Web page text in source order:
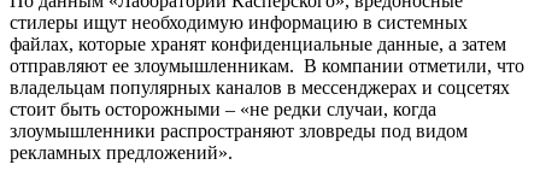
стилеры ищут необходимую информацию в системных
файлах, которые хранят конфиденциальные данные, а затем
отправляют ее злоумышленникам. В компании отметили, что
владельцам популярных каналов в мессенджерах и соцсетях
стоит быть осторожными – «не редки случаи, когда
злоумышленники распространяют зловреды под видом
рекламных предложений».